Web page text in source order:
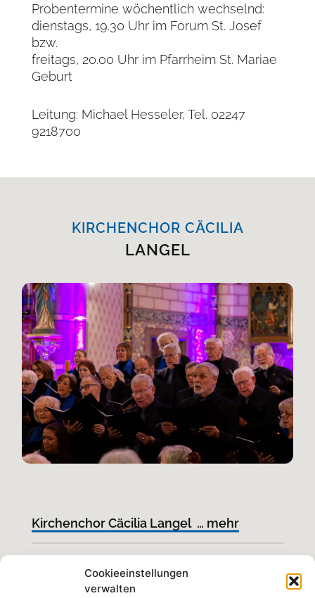
Cookieeinstellungen
verwalten
Probentermine wöchentlich wechselnd:
dienstags, 19.30 Uhr im Forum St. Josef
bzw.
freitags, 20.00 Uhr im Pfarrheim St. Mariae
Geburt
Leitung: Michael Hesseler, Tel. 02247
9218700
KIRCHENCHOR CÄCILIA
LANGEL
Kirchenchor Cäcilia Langel … mehr
Probentermin dienstags 19.30 Uhr
Pfarrheim St. Clemens (Langel)